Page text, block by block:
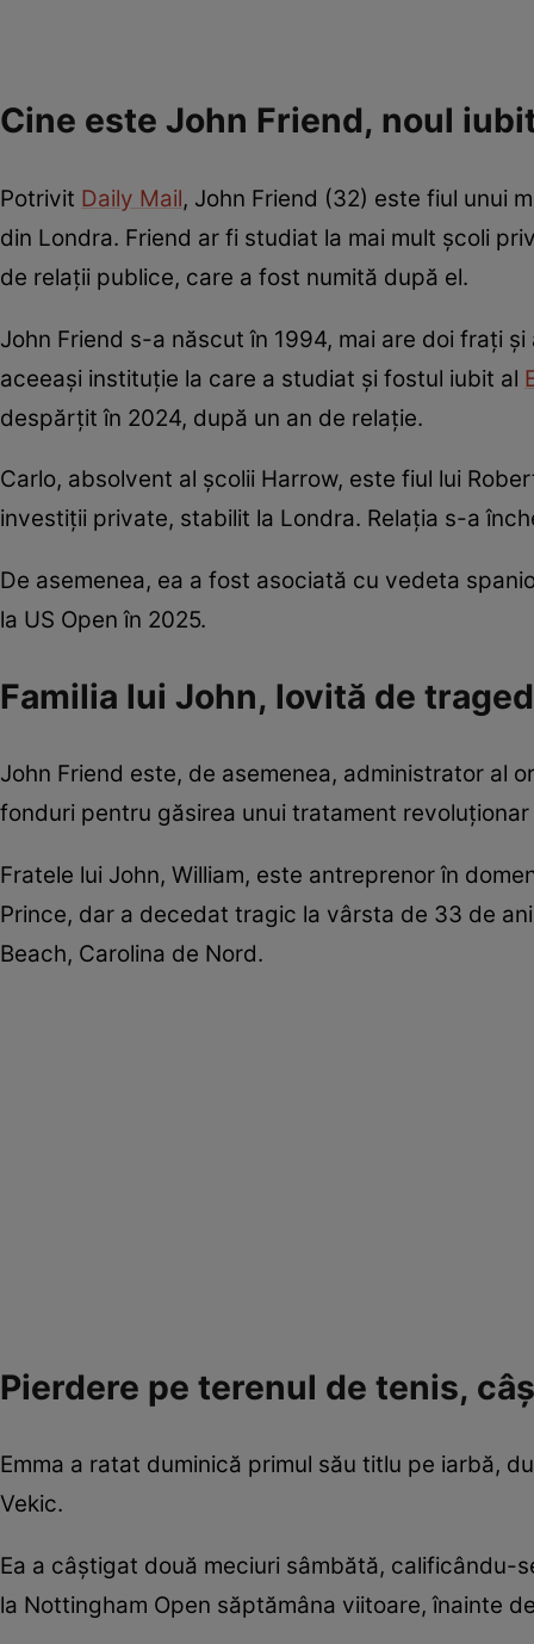
Cine este John Friend, noul
Potrivit Daily Mail, John Friend (32) este fiul unui
din Londra. Friend ar fi studiat la mai mult școli
de relații publice, care a fost numită după el.
John Friend s-a născut în 1994, mai are doi frați
aceeași instituție la care a studiat și fostul iubit al
despărțit în 2024, după un an de relație.
Carlo, absolvent al școlii Harrow, este fiul lui
investiții private, stabilit la Londra. Relația s-a
De asemenea, ea a fost asociată cu vedeta
la US Open în 2025.
Familia lui John, lovită de
John Friend este, de asemenea, administrator al
fonduri pentru găsirea unui tratament
Fratele lui John, William, este antreprenor în
Prince, dar a decedat tragic la vârsta de 33 de
Beach, Carolina de Nord.
Pierdere pe terenul de tenis,
Emma a ratat duminică primul său titlu pe iarbă,
Vekic.
Ea a câștigat două meciuri sâmbătă, calificându-
la Nottingham Open săptămâna viitoare, înainte